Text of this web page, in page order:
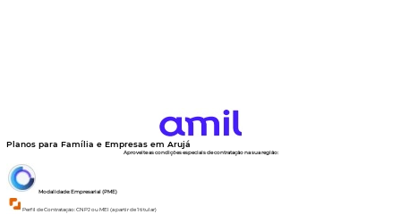
Planos para Família e Empresas emArujá
Aproveite as condições especiais de contratação na sua região:
Modalidade: Empresarial (PME)
Perfil de Contratação: CNPJ ou MEI (a partir de 1 titular)